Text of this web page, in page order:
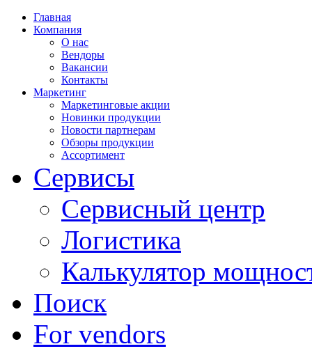
Главная
Компания
О нас
Вендоры
Вакансии
Контакты
Маркетинг
Маркетинговые акции
Новинки продукции
Новости партнерам
Обзоры продукции
Ассортимент
Сервисы
Сервисный центр
Логистика
Калькулятор
Поиск
For vendors